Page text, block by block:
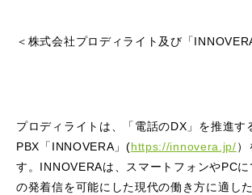
＜株式会社プロディライト及び「
プロディライトは、「電話のDX」を推進す
PBX「INNOVERA」(https://innovera.jp/）
す。INNOVERAは、スマートフォンやPC
の発着信を可能にした現代の働き方に適し